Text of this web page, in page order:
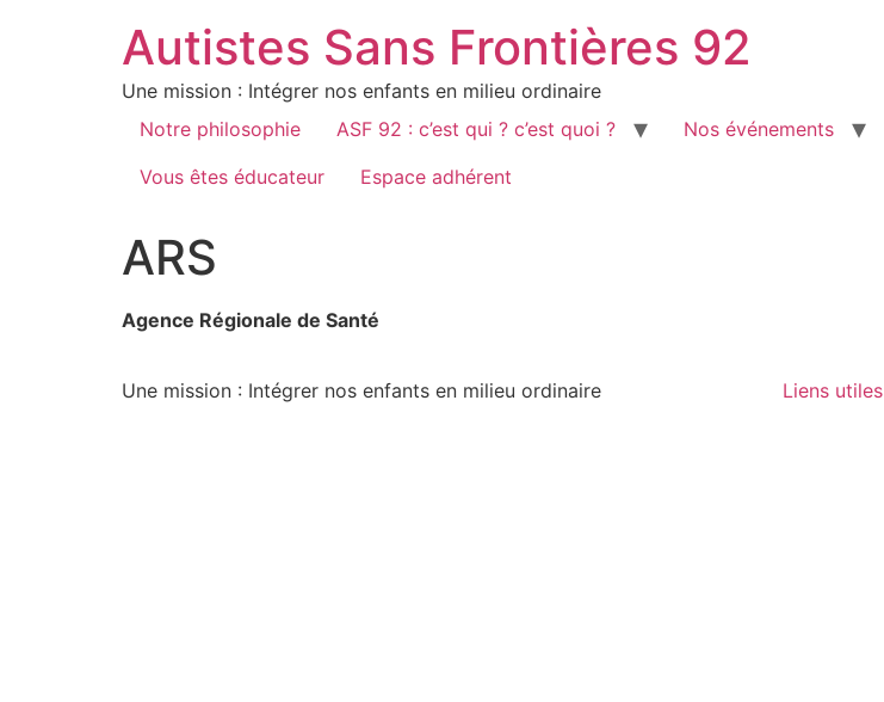
Autistes Sans Frontières 92
Une mission : Intégrer nos enfants en milieu ordinaire
Notre philosophie
ASF 92 : c’est qui ? c’est quoi ? Nos événements
Vous êtes éducateur
Espace adhérent
ARS
Agence Régionale de Santé
Une mission : Intégrer nos enfants en milieu ordinaire Liens utiles